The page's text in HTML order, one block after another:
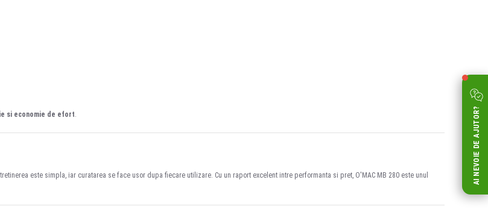
si economie de efort.
este simpla, iar curatarea se face usor dupa fiecare utilizare. Cu un raport excelent intre performanta si pret, O'MAC MB 280 este unul
AI NEVOIE DE AJUTOR?